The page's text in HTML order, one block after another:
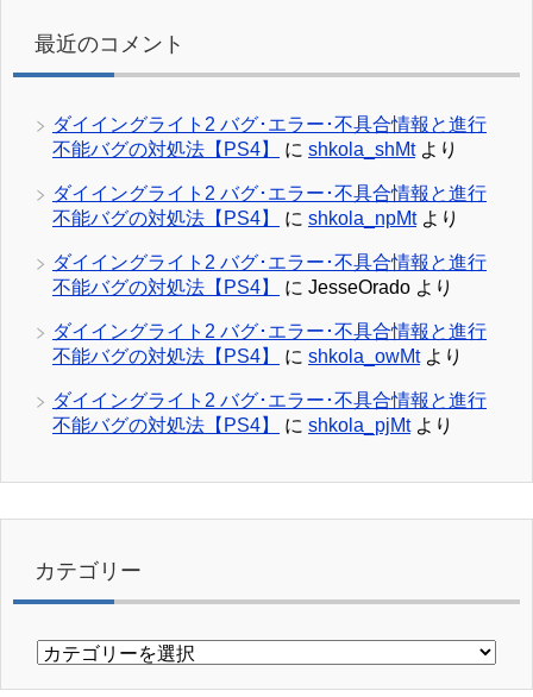
最近のコメント
ダイイングライト2 バグ･エラー･不具合情報と進行
不能バグの対処法【PS4】
に shkola_shMtより
ダイイングライト2 バグ･エラー･不具合情報と進行
不能バグの対処法【PS4】
に shkola_npMtより
ダイイングライト2 バグ･エラー･不具合情報と進行
不能バグの対処法【PS4】
に JesseOrado より
ダイイングライト2 バグ･エラー･不具合情報と進行
不能バグの対処法【PS4】
に shkola_owMtより
ダイイングライト2 バグ･エラー･不具合情報と進行
不能バグの対処法【PS4】
に shkola_pjMtより
カテゴリー
カ